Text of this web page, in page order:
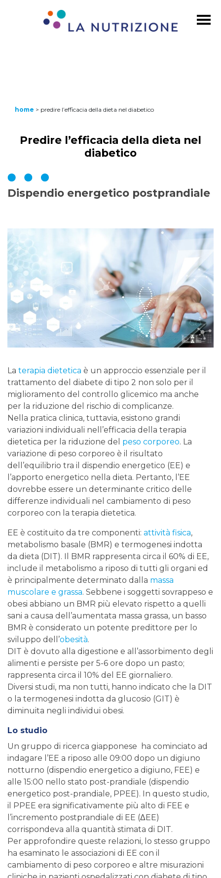
home > predire l’efficacia della dieta nel diabetico
Predire l’efficacia della dieta nel
diabetico
Dispendio energetico postprandiale
La terapia dietetica è un approccio essenziale per il
trattamento del diabete di tipo 2 non solo per il
miglioramento del controllo glicemico ma anche
per la riduzione del rischio di complicanze.
Nella pratica clinica, tuttavia, esistono grandi
variazioni individuali nell’efficacia della terapia
dietetica per la riduzione del peso corporeo. La
variazione di peso corporeo è il risultato
dell’equilibrio tra il dispendio energetico (EE) e
l’apporto energetico nella dieta. Pertanto, l’EE
dovrebbe essere un determinante critico delle
differenze individuali nel cambiamento di peso
corporeo con la terapia dietetica.
EE è costituito da tre componenti: attività fisica,
metabolismo basale (BMR) e termogenesi indotta
da dieta (DIT). Il BMR rappresenta circa il 60% di EE,
include il metabolismo a riposo di tutti gli organi ed
è principalmente determinato dalla massa
muscolare e grassa. Sebbene i soggetti sovrappeso e
obesi abbiano un BMR più elevato rispetto a quelli
sani a causa dell’aumentata massa grassa, un basso
BMR è considerato un potente predittore per lo
sviluppo dell’obesità.
DIT è dovuto alla digestione e all’assorbimento degli
alimenti e persiste per 5-6 ore dopo un pasto;
rappresenta circa il 10% del EE giornaliero.
Diversi studi, ma non tutti, hanno indicato che la DIT
o la termogenesi indotta da glucosio (GIT) è
diminuita negli individui obesi.
Lo studio
Un gruppo di ricerca giapponese ha cominciato ad
indagare l’EE a riposo alle 09:00 dopo un digiuno
notturno (dispendio energetico a digiuno, FEE) e
alle 15:00 nello stato post-prandiale (dispendio
energetico post-prandiale, PPEE). In questo studio,
il PPEE era significativamente più alto di FEE e
l’incremento postprandiale di EE (ΔEE)
corrispondeva alla quantità stimata di DIT.
Per approfondire queste relazioni, lo stesso gruppo
ha esaminato le associazioni di EE con il
cambiamento di peso corporeo e altre misurazioni